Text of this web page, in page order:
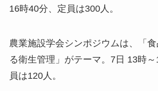
16時40分、定員は300人。
農業施設学会シンポジウムは、「
る衛生管理」がテーマ。7日 13時
員は120人。